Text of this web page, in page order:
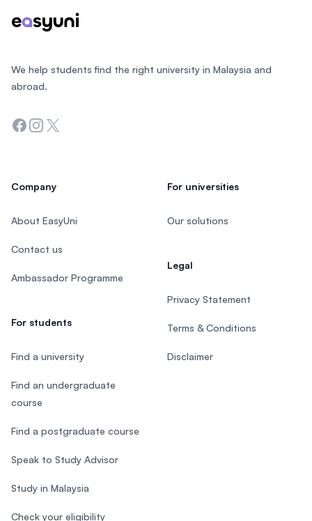
We help students find the right university in Malaysia and
abroad.
Facebook
Instagram
Twitter
Company
About EasyUni
Contact us
Ambassador Programme
For students
Find a university
Find an undergraduate
course
Find a postgraduate course
Speak to Study Advisor
Study in Malaysia
Check your eligibility
For universities
Our solutions
Legal
Privacy Statement
Terms & Conditions
Disclaimer